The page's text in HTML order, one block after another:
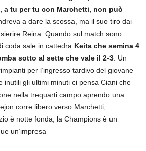
a tu per tu con Marchetti, non può
a dare la scossa, ma il suo tiro dai
Reina. Quando sul match sono
coda sale in cattedra Keita che semina 4
sotto al sette che vale il 2-3. Un
per l’ingresso tardivo del giovane
inutili gli ultimi minuti ci pensa Ciani che
nella trequarti campo aprendo una
corre libero verso Marchetti,
è notte fonda, la Champions è un
un’impresa